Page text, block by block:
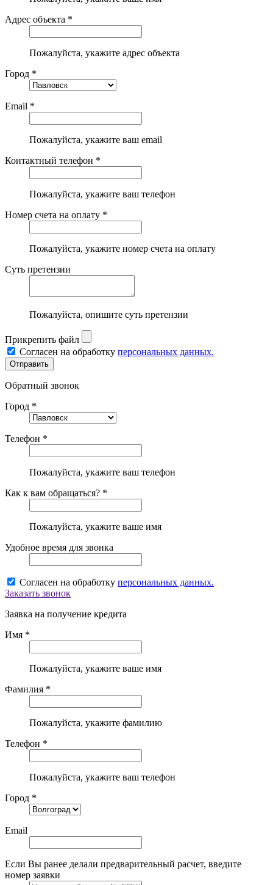
Адрес объекта *
Пожалуйста, укажите адрес объекта
Город *
Email *
Пожалуйста, укажите ваш email
Контактный телефон *
Пожалуйста, укажите ваш телефон
Номер счета на оплату *
Пожалуйста, укажите номер счета на оплату
Суть претензии
Пожалуйста, опишите суть претензии
Прикрепить файл
Согласен на обработку персональных данных.
Обратный звонок
Город *
Телефон *
Пожалуйста, укажите ваш телефон
Как к вам обращаться? *
Пожалуйста, укажите ваше имя
Удобное время для звонка
Согласен на обработку персональных данных.
Заказать звонок
Заявка на получение кредита
Имя *
Пожалуйста, укажите ваше имя
Фамилия *
Пожалуйста, укажите фамилию
Телефон *
Пожалуйста, укажите ваш телефон
Город *
Email
Если Вы ранее делали предварительный расчет, введите
номер заявки